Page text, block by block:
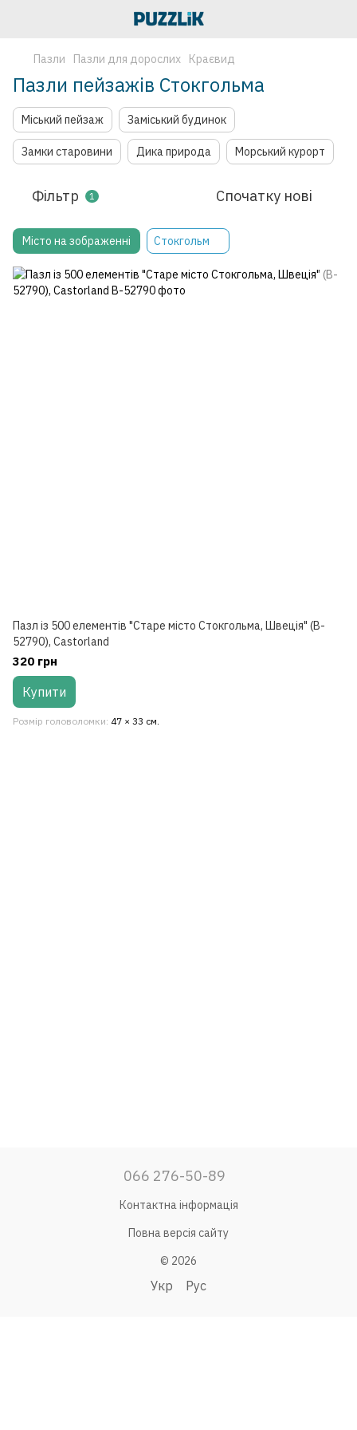
Пазли Пазли для дорослих Краєвид
Пазли пейзажів Стокгольма
Міський пейзаж Заміський будинок
Замки старовини Дика природа Морський курорт
Фільтр 1 Спочатку нові
Місто на зображенні Стокгольм
Пазл із 500 елементів "Старе місто Стокгольма, Швеція" (B-
52790), Castorland
320 грн
Купити
Розмір головоломки 47 × 33 см.
066 276-50-89
Контактна інформація
Повна версія сайту
© 2026
Укр Рус